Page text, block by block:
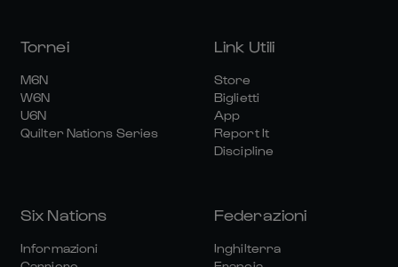
Tornei
M6N
W6N
U6N
Quilter Nations Series
Link Utili
Store
Biglietti
App
Report It
Discipline
Six Nations
Informazioni
Federazioni
Inghilterra